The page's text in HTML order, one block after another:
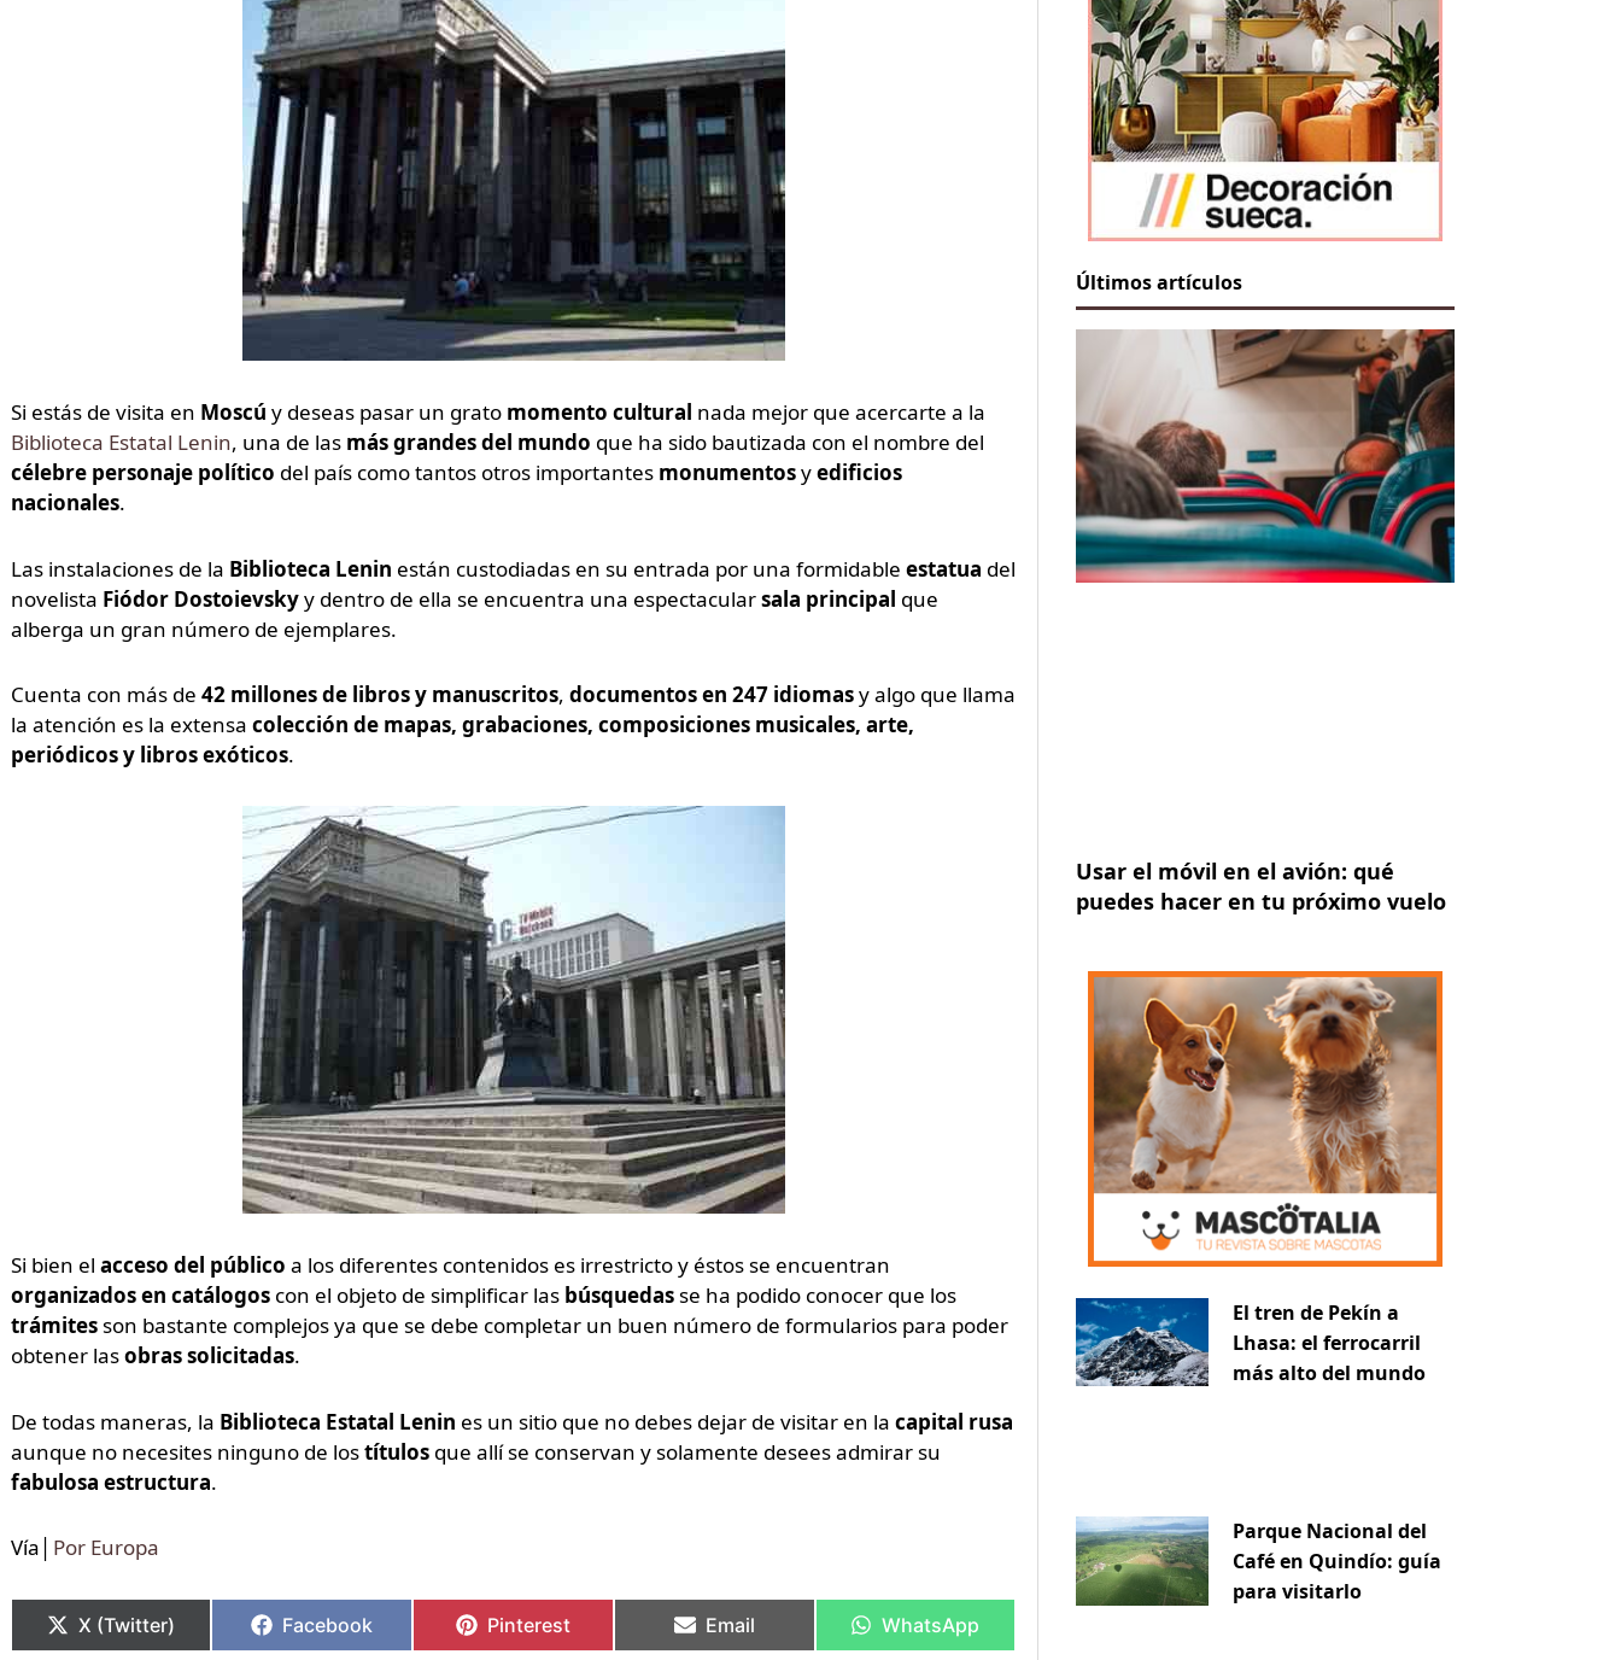
Si estás de visita en Moscú y deseas pasar un grato momento cultural nada mejor que acercarte a la
Biblioteca Estatal Lenin, una de las más grandes del mundo que ha sido bautizada con el nombre del
célebre personaje político del país como tantos otros importantesmonumentosyedificios
nacionales.
Las instalaciones de la Biblioteca Lenin están custodiadas en su entrada por una formidable estatua del
novelista Fiódor Dostoievskyy dentro de ella se encuentra una espectacularsala principal que
alberga un gran número de ejemplares.
Cuenta con más de 42 millones de libros y manuscritos, documentos en 247 idiomasy algo que llama
la atención es la extensa colección de mapas, grabaciones, composiciones musicales, arte,
periódicos y libros exóticos.
Si bien el acceso del público a los diferentes contenidos es irrestricto y éstos se encuentran
organizados en catálogoscon el objeto de simplificar las búsquedasse ha podido conocer que los
trámitesson bastante complejos ya que se debe completar un buen número de formularios para poder
obtener lasobras solicitadas.
De todas maneras, la Biblioteca Estatal Lenin es un sitio que no debes dejar de visitar en la capital rusa
aunque no necesites ninguno de lostítulos que allí se conservan y solamente desees admirar su
fabulosa estructura.
Vía│ Por Europa
X (Twitter) Facebook Pinterest Email WhatsApp
Últimos artículos
Usar el móvil en el avión: qué
puedes hacer en tu próximo vuelo
El tren de Pekín a
Lhasa: el ferrocarril
más alto del mundo
Parque Nacional del
Café en Quindío: guía
para visitarlo